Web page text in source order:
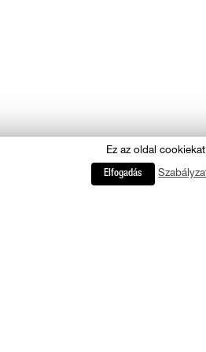
Ez az oldal
Elfogadás